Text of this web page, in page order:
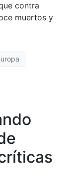
contra
muertos y